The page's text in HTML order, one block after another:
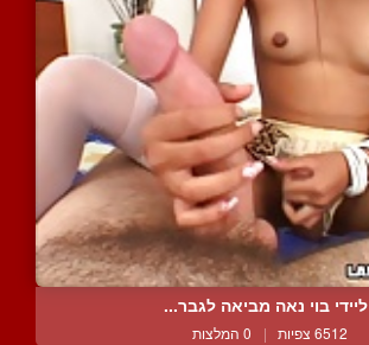
ליידי בוי נאה מביאה לגבר...
6512 צפיות | 0 המלצות